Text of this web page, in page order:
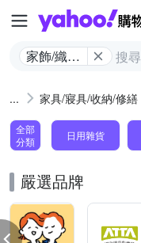
家飾/織品/
家具/寢具/收納/修繕
全部
分類
日用雜貨
嚴選品牌